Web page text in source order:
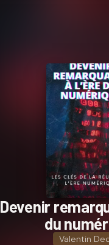
Devenir
du
Valentin